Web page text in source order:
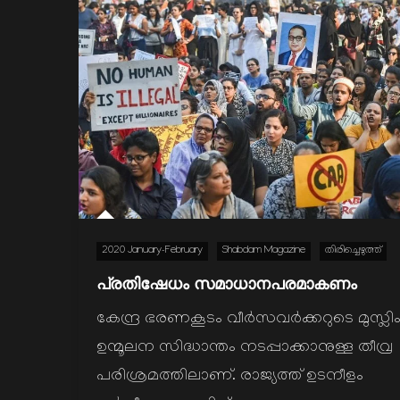
2020 January-February Shabdam Magazine തിരിച്ചെഴുത്ത്
പ്രതിഷേധം സമാധാനപരമാകണം
കേന്ദ്ര ഭരണകൂടം വീര്‍സവര്‍ക്കറുടെ മുസ്ലിം
ഉന്മൂലന സിദ്ധാന്തം നടപ്പാക്കാനുള്ള തീവ്ര
പരിശ്രമത്തിലാണ്. രാജ്യത്ത് ഉടനീളം